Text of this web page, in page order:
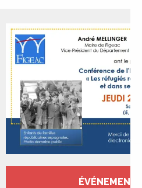
Ouverture etÉVÉNEMENT